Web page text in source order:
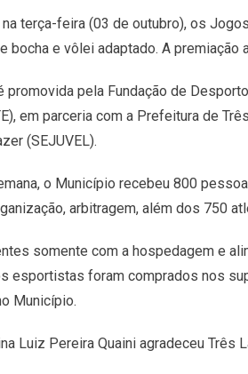
na terça-feira (03 de outubro), os
bocha e vôlei adaptado. A premiação
promovida pela Fundação de
em parceria com a Prefeitura de
(SEJUVEL).
o Município recebeu 800
arbitragem, além dos 750
somente com a hospedagem e
foram comprados nos
Município.
Pereira Quaini agradeceu Três